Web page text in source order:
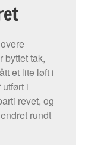
byttet tak,
et lite løft i
i
revet, og
rundt